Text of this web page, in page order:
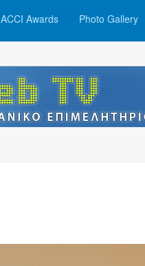
ACCI Awards Photo Gallery